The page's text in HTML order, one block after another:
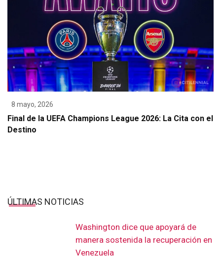
8 mayo, 2026
Final de la UEFA Champions League 2026: La Cita con el
Destino
ÚLTIMAS NOTICIAS
Washington dice que apoyará de
manera sostenida la recuperación en
Venezuela